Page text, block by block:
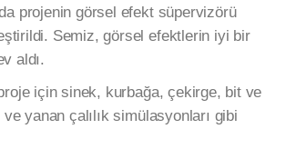
projenin görsel efekt süpervizörü
Semiz, görsel efektlerin iyi bir
aldı.
için sinek, kurbağa, çekirge, bit ve
yanan çalılık simülasyonları gibi